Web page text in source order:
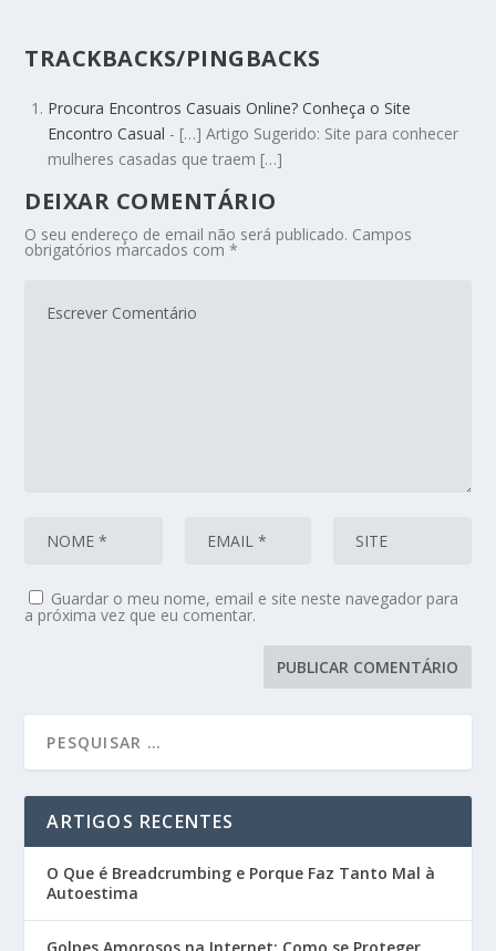
TRACKBACKS/PINGBACKS
Procura Encontros Casuais Online? Conheça o Site
Encontro Casual - […] Artigo Sugerido: Site para conhecer
mulheres casadas que traem […]
DEIXAR COMENTÁRIO
O seu endereço de email não será publicado. Campos
obrigatórios marcados com*
Guardar o meu nome, email e site neste navegador para
a próxima vez que eu comentar.
ARTIGOS RECENTES
O Que é Breadcrumbing e Porque Faz Tanto Mal à
Autoestima